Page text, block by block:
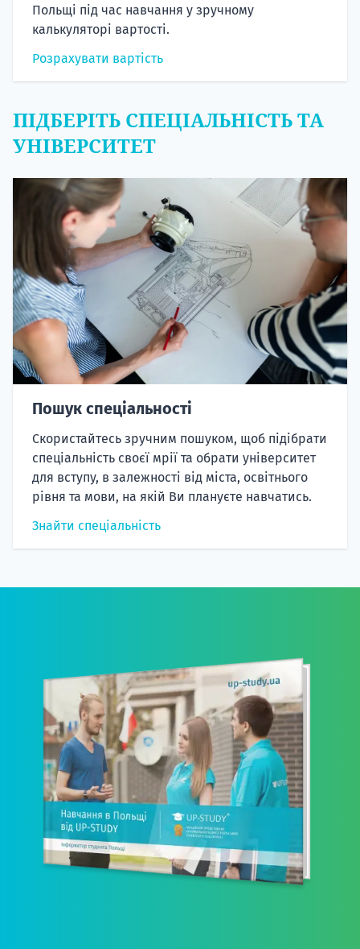
Польщі під час навчання у зручному
калькуляторі вартості.
Розрахувати вартість
ПІДБЕРІТЬ СПЕЦІАЛЬНІСТЬ ТА
УНІВЕРСИТЕТ
Пошук спеціальності
Скористайтесь зручним пошуком, щоб підібрати
спеціальність своєї мрії та обрати університет
для вступу, в залежності від міста, освітнього
рівня та мови, на якій Ви плануєте навчатись.
Знайти спеціальність